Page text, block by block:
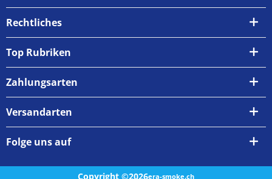
Über uns
Zahlungsarten
Versand & Abholung
Newsletter
Rückgabe & Umtausch
Rechtliches
AGB
Widerrufsrecht
Top Rubriken
Zahlungsarten
Versandarten
Folge uns auf
Copyright ©2026era-smoke.ch